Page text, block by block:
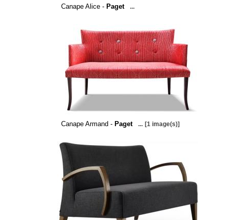
Canape Alice - Paget ...
Canape Armand - Paget ... [1 image(s)]